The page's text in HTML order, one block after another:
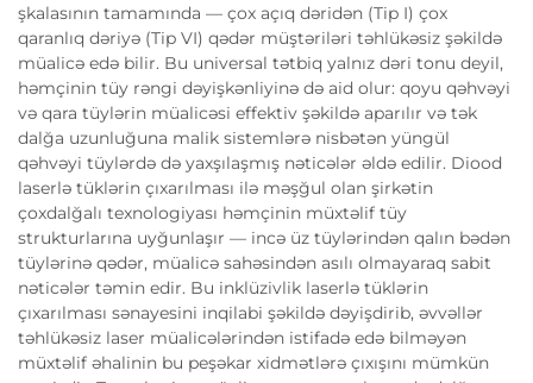
şkalasının tamamında — çox açıq dəridən (Tip I) çox
qaranlıq dəriyə (Tip VI) qədər müştəriləri təhlükəsiz şəkildə
müalicə edə bilir. Bu universal tətbiq yalnız dəri tonu deyil,
həmçinin tüy rəngi dəyişkənliyinə də aid olur: qoyu qəhvəyi
və qara tüylərin müalicəsi effektiv şəkildə aparılır və tək
dalğa uzunluğuna malik sistemlərə nisbətən yüngül
qəhvəyi tüylərdə də yaxşılaşmış nəticələr əldə edilir. Diood
laserlə tüklərin çıxarılması ilə məşğul olan şirkətin
çoxdalğalı texnologiyası həmçinin müxtəlif tüy
strukturlarına uyğunlaşır — incə üz tüylərindən qalın bədən
tüylərinə qədər, müalicə sahəsindən asılı olmayaraq sabit
nəticələr təmin edir. Bu inklüzivlik laserlə tüklərin
çıxarılması sənayesini inqilabi şəkildə dəyişdirib, əvvəllər
təhlükəsiz laser müalicələrindən istifadə edə bilməyən
müxtəlif əhalinin bu peşəkar xidmətlərə çıxışını mümkün